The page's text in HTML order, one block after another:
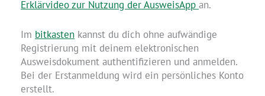
Erklärvideo zur Nutzung derAusweisApp an.
Im bitkasten kannst du dich ohne aufwändige
Registrierung mit deinem elektronischen
Ausweisdokument authentifizieren und anmelden.
Bei der Erstanmeldung wird ein persönliches Konto
erstellt.